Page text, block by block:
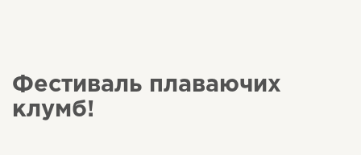
Фестиваль плаваючих
клумб!